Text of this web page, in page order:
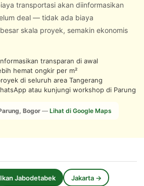
transportasi akan diinformasikan
deal — tidak ada biaya
skala proyek, semakin ekonomis
transparan di awal
hemat ongkir per m²
di seluruh area Tangerang
atau kunjungi workshop di Parung
Bogor— Lihat di Google Maps
Jabodetabek Jakarta →